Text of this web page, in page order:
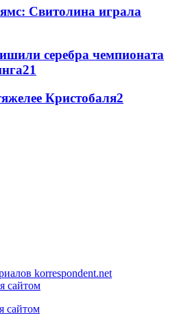
Свитолина играла
серебра чемпионата
21
Кристобаля2
korrespondent.net
сайтом
сайтом